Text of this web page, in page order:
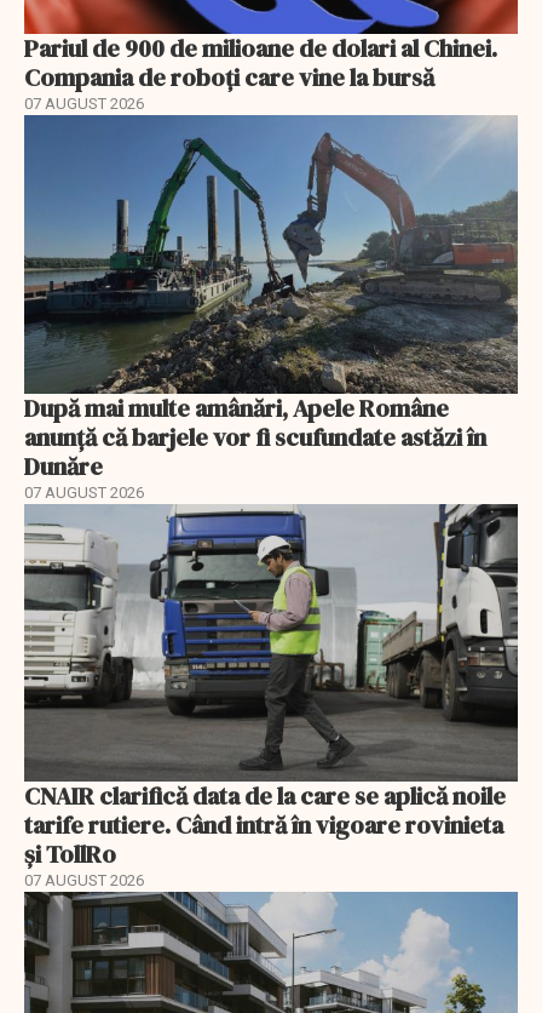
Pariul de 900 de milioane de dolari al Chinei.
Compania de roboți care vine la bursă
07 AUGUST 2026
După mai multe amânări, Apele Române
anunță că barjele vor fi scufundate astăzi în
Dunăre
07 AUGUST 2026
CNAIR clarifică data de la care se aplică noile
tarife rutiere. Când intră în vigoare rovinieta
și TollRo
07 AUGUST 2026